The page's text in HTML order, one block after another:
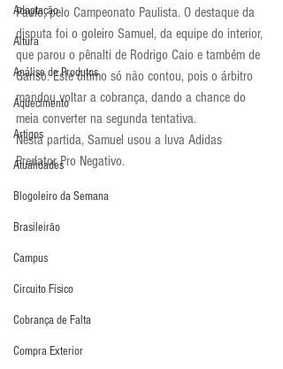
Adaptação
Altura
Análise de Produtos
Aquecimento
Artigos
Atualidades
Blogoleiro da Semana
Brasileirão
Campus
Circuito Físico
Cobrança de Falta
Compra Exterior
Paulo, pelo Campeonato Paulista. O destaque da
disputa foi o goleiro Samuel, da equipe do interior,
que parou o pênalti de Rodrigo Caio e também de
Ganso. Este último só não contou, pois o árbitro
mandou voltar a cobrança, dando a chance do
meia converter na segunda tentativa.
Nesta partida, Samuel usou a luva Adidas
Predator Pro Negativo.